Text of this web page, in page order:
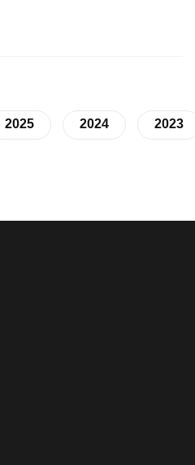
2025 2024 2023